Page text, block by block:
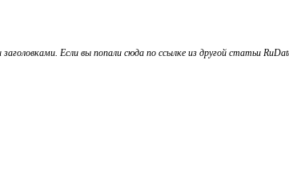
Если вы попали сюда по ссылке из другой статьи